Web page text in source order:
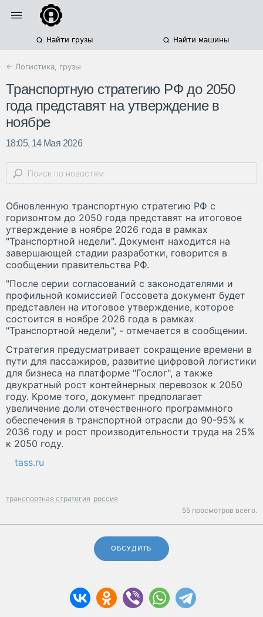
Найти грузы Найти машины
← Логистика, грузы
Транспортную стратегию РФ до 2050
года представят на утверждение в
ноябре
18:05, 14 Мая 2026
Обновленную транспортную стратегию РФ с
горизонтом до 2050 года представят на итоговое
утверждение в ноябре 2026 года в рамках
"Транспортной недели". Документ находится на
завершающей стадии разработки, говорится в
сообщении правительства РФ.
"После серии согласований с законодателями и
профильной комиссией Госсовета документ будет
представлен на итоговое утверждение, которое
состоится в ноябре 2026 года в рамках
"Транспортной недели", - отмечается в сообщении.
Стратегия предусматривает сокращение времени в
пути для пассажиров, развитие цифровой логистики
для бизнеса на платформе "Гослог", а также
двукратный рост контейнерных перевозок к 2050
году. Кроме того, документ предполагает
увеличение доли отечественного программного
обеспечения в транспортной отрасли до 90-95% к
2036 году и рост производительности труда на 25%
к 2050 году.
tass.ru
транспортная стратегия россия
55 просмотров всего.
ОБСУДИТЬ